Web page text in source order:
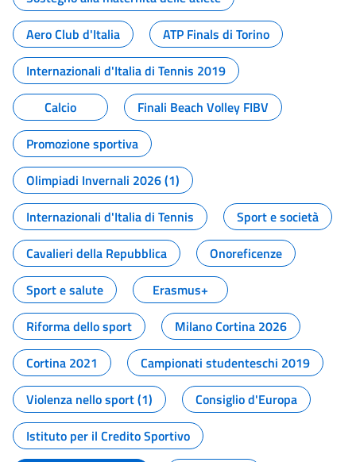
Aero Club d'Italia
ATP Finals di Torino
Internazionali d'Italia di Tennis 2019
Calcio
Finali Beach Volley FIBV
Promozione sportiva
Olimpiadi Invernali 2026 (1)
Internazionali d'Italia di Tennis
Sport e società
Cavalieri della Repubblica
Onoreficenze
Sport e salute
Erasmus+
Riforma dello sport
Milano Cortina 2026
Cortina 2021
Campionati studenteschi 2019
Violenza nello sport (1)
Consiglio d'Europa
Istituto per il Credito Sportivo